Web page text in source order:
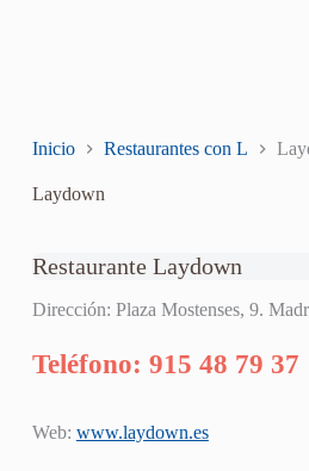
Inicio Restaurantes con L
Laydown
Restaurante Laydown
Dirección: Plaza Mostenses, 9.
Teléfono: 915 48 79 37
Web: www.laydown.es